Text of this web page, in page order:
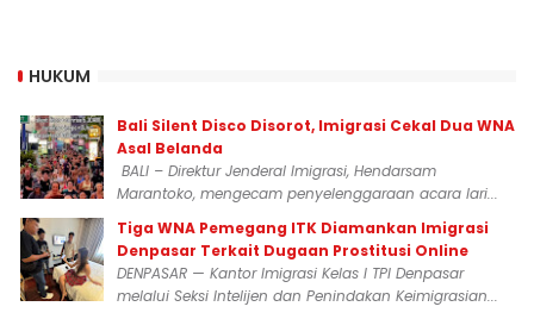
HUKUM
Bali Silent Disco Disorot, Imigrasi Cekal Dua WNA
Asal Belanda
BALI – Direktur Jenderal Imigrasi, Hendarsam
Marantoko, mengecam penyelenggaraan acara lari...
Tiga WNA Pemegang ITK Diamankan Imigrasi
Denpasar Terkait Dugaan Prostitusi Online
DENPASAR — Kantor Imigrasi Kelas I TPI Denpasar
melalui Seksi Intelijen dan Penindakan Keimigrasian...